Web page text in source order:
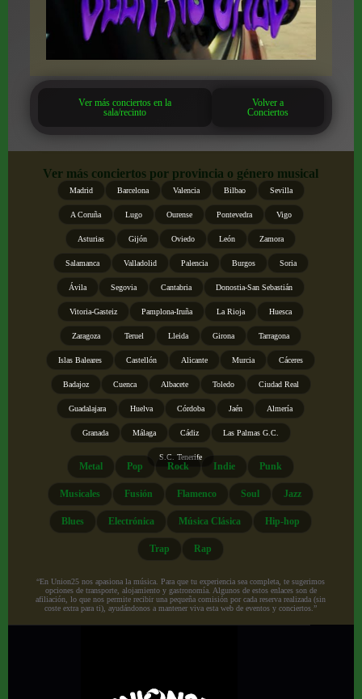
Ver más conciertos en la
sala/recinto
Volver a
Conciertos
Ver más conciertos por provincia o género musical
Madrid Barcelona Valencia Bilbao Sevilla
A Coruña Lugo Ourense Pontevedra Vigo
Asturias Gijón Oviedo León Zamora
Salamanca Valladolid Palencia Burgos Soria
Ávila Segovia Cantabria Donostia-San Sebastián
Vitoria-Gasteiz Pamplona-Iruña La Rioja Huesca
Zaragoza Teruel Lleida Girona Tarragona
Islas Baleares Castellón Alicante Murcia Cáceres
Badajoz Cuenca Albacete Toledo Ciudad Real
Guadalajara Huelva Córdoba Jaén Almería
Granada Málaga Cádiz Las Palmas G.C.
S.C. Tenerife
Metal Pop Rock Indie Punk
Musicales Fusión Flamenco Soul Jazz
Blues Electrónica Música Clásica Hip-hop
Trap Rap
“En Union25 nos apasiona la música. Para que tu experiencia sea completa, te sugerimos
opciones de transporte, alojamiento y gastronomía. Algunos de estos enlaces son de
afiliación, lo que nos permite recibir una pequeña comisión por cada reserva realizada (sin
coste extra para ti), ayudándonos a mantener viva esta web de eventos y conciertos.”